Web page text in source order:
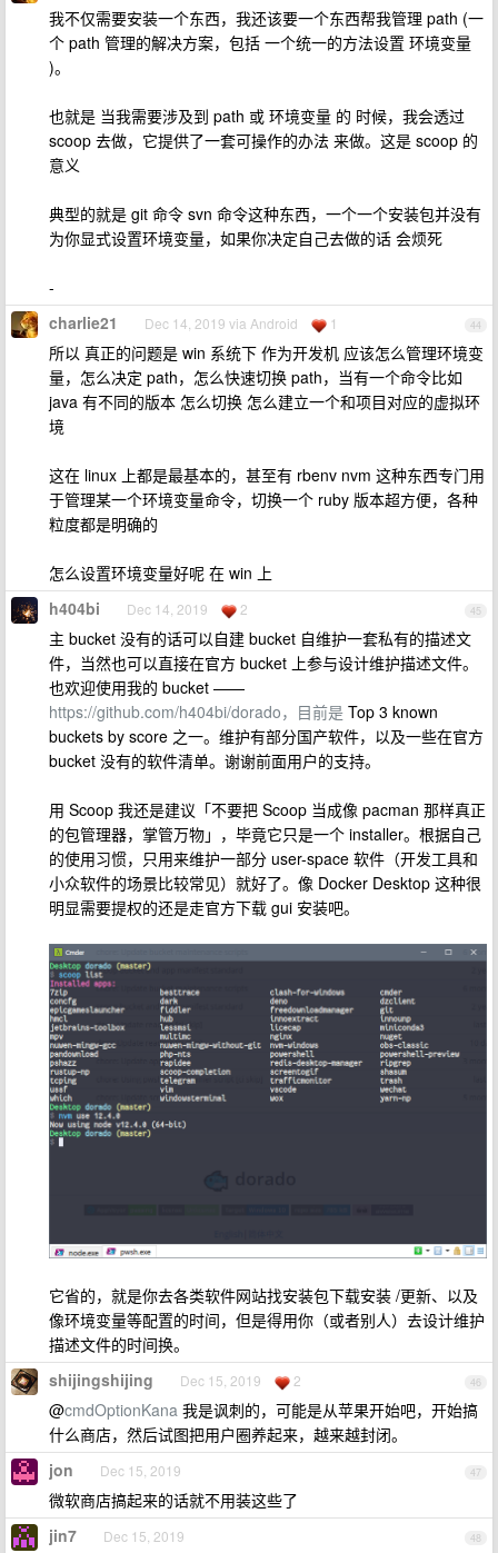
我不仅需要安装一个东西，我还该要一个东西帮我管理 path (一
个 path 管理的解决方案，包括 一个统一的方法设置 环境变量
)。
也就是 当我需要涉及到 path 或 环境变量 的 时候，我会透过
scoop 去做，它提供了一套可操作的办法 来做。这是 scoop 的
意义
典型的就是 git 命令 svn 命令这种东西，一个一个安装包并没有
为你显式设置环境变量，如果你决定自己去做的话 会烦死
-
44
charlie21 Dec 14, 2019 via Android 1
所以 真正的问题是 win 系统下 作为开发机 应该怎么管理环境变
量，怎么决定 path，怎么快速切换 path，当有一个命令比如
java 有不同的版本 怎么切换 怎么建立一个和项目对应的虚拟环
境
这在 linux 上都是最基本的，甚至有 rbenv nvm 这种东西专门用
于管理某一个环境变量命令，切换一个 ruby 版本超方便，各种
粒度都是明确的
怎么设置环境变量好呢 在 win 上
45
h404bi Dec 14, 2019 2
主 bucket 没有的话可以自建 bucket 自维护一套私有的描述文
件，当然也可以直接在官方 bucket 上参与设计维护描述文件。
也欢迎使用我的 bucket ——
https://github.com/h404bi/dorado，目前是 Top 3 known
buckets by score 之一。维护有部分国产软件，以及一些在官方
bucket 没有的软件清单。谢谢前面用户的支持。
用 Scoop 我还是建议「不要把 Scoop 当成像 pacman 那样真正
的包管理器，掌管万物」，毕竟它只是一个 installer。根据自己
的使用习惯，只用来维护一部分 user-space 软件（开发工具和
小众软件的场景比较常见）就好了。像 Docker Desktop 这种很
明显需要提权的还是走官方下载 gui 安装吧。
它省的，就是你去各类软件网站找安装包下载安装 /更新、以及
像环境变量等配置的时间，但是得用你（或者别人）去设计维护
描述文件的时间换。
46
shijingshijing Dec 15, 2019 2
@cmdOptionKana 我是讽刺的，可能是从苹果开始吧，开始搞
什么商店，然后试图把用户圈养起来，越来越封闭。
47
jon Dec 15, 2019
微软商店搞起来的话就不用装这些了
48
jin7 Dec 15, 2019